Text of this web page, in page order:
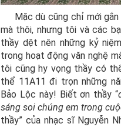
Mặc dù cũng chỉ mới gắn
mà thôi, nhưng tôi và các
thầy dệt nên những kỷ
trong hoạt động văn nghệ
tôi cũng hy vọng thầy có
thể 11A11 đi trọn những
Bảo Lộc này! Biết ơn thầy “
sáng soi chúng em trong
thầy” của nhạc sĩ Nguyễn